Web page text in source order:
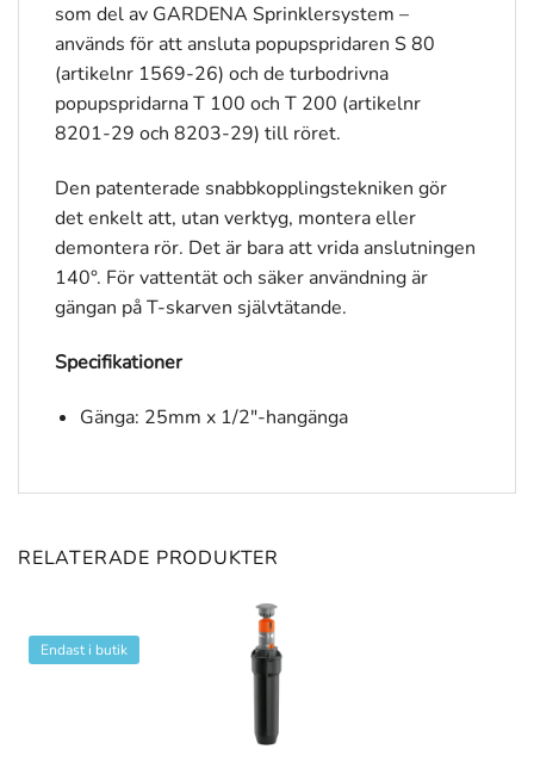
som del av GARDENA Sprinklersystem –
används för att ansluta popupspridaren S 80
(artikelnr 1569-26) och de turbodrivna
popupspridarna T 100 och T 200 (artikelnr
8201-29 och 8203-29) till röret.
Den patenterade snabbkopplingstekniken gör
det enkelt att, utan verktyg, montera eller
demontera rör. Det är bara att vrida anslutningen
140°. För vattentät och säker användning är
gängan på T-skarven självtätande.
Specifikationer
Gänga: 25mm x 1/2″-hangänga
RELATERADE PRODUKTER
Endast i butik